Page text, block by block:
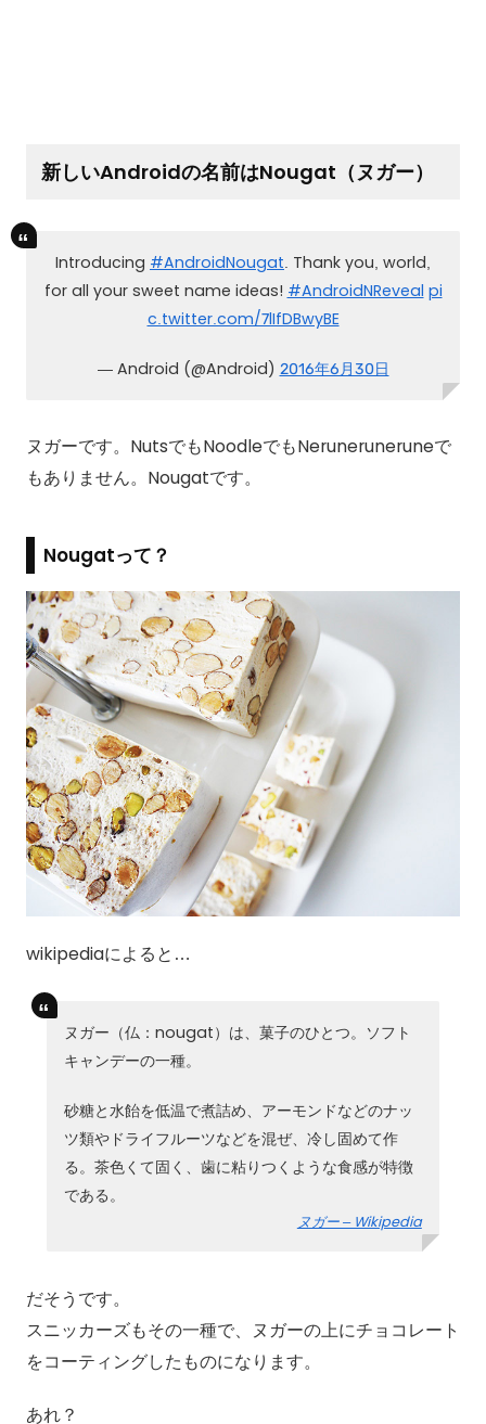
新しいAndroidの名前はNougat（ヌガー）
Introducing #AndroidNougat. Thank you, world,
for all your sweet name ideas! #AndroidNReveal pi
c.twitter.com/7lIfDBwyBE
— Android (@Android) 2016年6月30日
ヌガーです。NutsでもNoodleでもNeruneruneruneで
もありません。Nougatです。
Nougatって？
wikipediaによると…
ヌガー（仏：nougat）は、菓子のひとつ。ソフト
キャンデーの一種。
砂糖と水飴を低温で煮詰め、アーモンドなどのナッ
ツ類やドライフルーツなどを混ぜ、冷し固めて作
る。茶色くて固く、歯に粘りつくような食感が特徴
である。
ヌガー – Wikipedia
だそうです。
スニッカーズもその一種で、ヌガーの上にチョコレート
をコーティングしたものになります。
あれ？